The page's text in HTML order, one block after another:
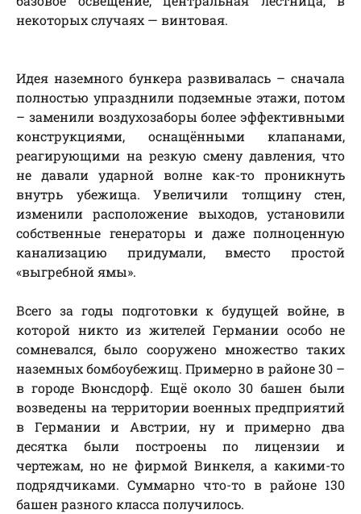
некоторых случаях — винтовая.
Идея наземного бункера развивалась – сначала
полностью упразднили подземные этажи, потом
– заменили воздухозаборы более эффективными
конструкциями, оснащёнными клапанами,
реагирующими на резкую смену давления, что
не давали ударной волне как-то проникнуть
внутрь убежища. Увеличили толщину стен,
изменили расположение выходов, установили
собственные генераторы и даже полноценную
канализацию придумали, вместо простой
«выгребной ямы».
Всего за годы подготовки к будущей войне, в
которой никто из жителей Германии особо не
сомневался, было сооружено множество таких
наземных бомбоубежищ. Примерно в районе 30 –
в городе Вюнсдорф. Ещё около 30 башен были
возведены на территории военных предприятий
в Германии и Австрии, ну и примерно два
десятка были построены по лицензии и
чертежам, но не фирмой Винкеля, а какими-то
подрядчиками. Суммарно что-то в районе 130
башен разного класса получилось.